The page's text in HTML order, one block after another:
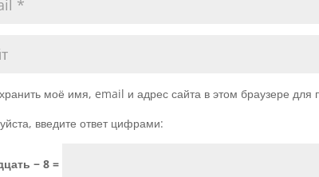
моё имя, email и адрес сайта в этом браузере
введите ответ цифрами:
− 8 =